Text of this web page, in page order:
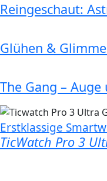
Reingeschaut:
Glühen &
The Gang – Auge
Erstklassige
TicWatch Pro 3